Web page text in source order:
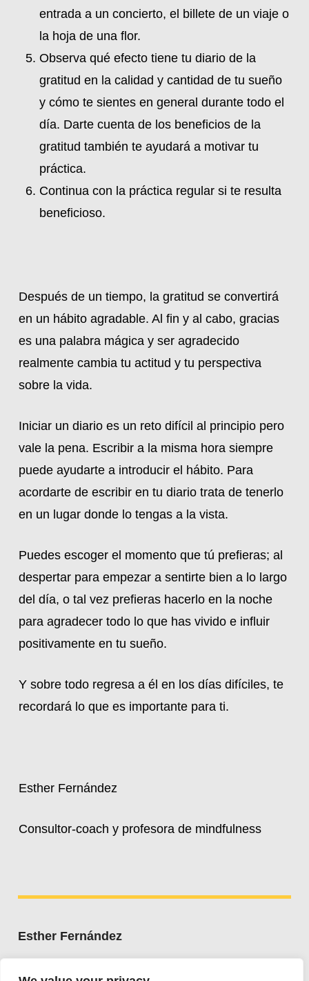
entrada a un concierto, el billete de un viaje o
la hoja de una flor.
Observa qué efecto tiene tu diario de la
gratitud en la calidad y cantidad de tu sueño
y cómo te sientes en general durante todo el
día. Darte cuenta de los beneficios de la
gratitud también te ayudará a motivar tu
práctica.
Continua con la práctica regular si te resulta
beneficioso.
Después de un tiempo, la gratitud se convertirá
en un hábito agradable. Al fin y al cabo, gracias
es una palabra mágica y ser agradecido
realmente cambia tu actitud y tu perspectiva
sobre la vida.
Iniciar un diario es un reto difícil al principio pero
vale la pena. Escribir a la misma hora siempre
puede ayudarte a introducir el hábito. Para
acordarte de escribir en tu diario trata de tenerlo
en un lugar donde lo tengas a la vista.
Puedes escoger el momento que tú prefieras; al
despertar para empezar a sentirte bien a lo largo
del día, o tal vez prefieras hacerlo en la noche
para agradecer todo lo que has vivido e influir
positivamente en tu sueño.
Y sobre todo regresa a él en los días difíciles, te
recordará lo que es importante para ti.
Esther Fernández
Consultor-coach y profesora de mindfulness
Esther Fernández